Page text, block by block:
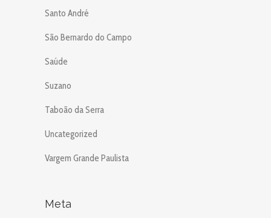
Santo André
São Bernardo do Campo
Saúde
Suzano
Taboão da Serra
Uncategorized
Vargem Grande Paulista
Meta